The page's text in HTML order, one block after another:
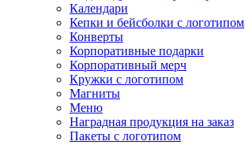
Календари
Кепки и бейсболки с логотипом
Конверты
Корпоративные подарки
Корпоративный мерч
Кружки с логотипом
Магниты
Меню
Наградная продукция на заказ
Пакеты с логотипом